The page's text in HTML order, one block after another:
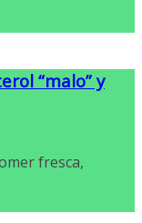
“malo” y
fresca,